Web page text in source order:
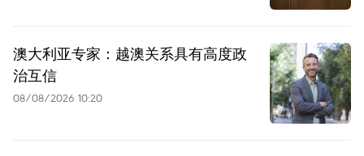
澳大利亚专家：越澳关系具有高度政
治互信
08/08/2026 10:20